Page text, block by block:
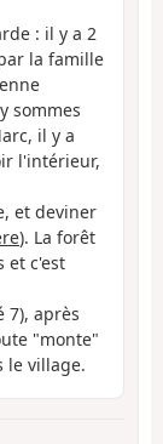
: il y a 2
la famille
sommes
il y a
l'intérieur,
et deviner
). La forêt
et c'est
7), après
"monte"
le village.